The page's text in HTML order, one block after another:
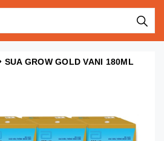
SUA GROW GOLD VANI 180ML